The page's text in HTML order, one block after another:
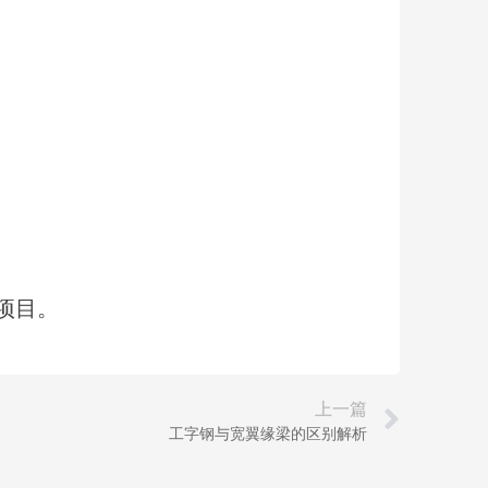
。
上一篇
工字钢与宽翼缘梁的区别解析